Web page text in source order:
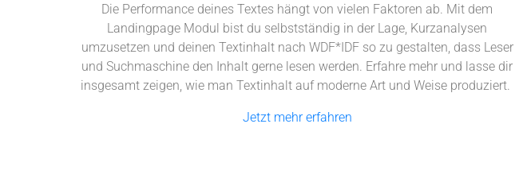
Die Performance deines Textes hängt von vielen Faktoren ab. Mit dem
Landingpage Modul bist du selbstständig in der Lage, Kurzanalysen
umzusetzen und deinen Textinhalt nach WDF*IDF so zu gestalten, dass Leser
und Suchmaschine den Inhalt gerne lesen werden. Erfahre mehr und lasse dir
insgesamt zeigen, wie man Textinhalt auf moderne Art und Weise produziert.
Jetzt mehr erfahren